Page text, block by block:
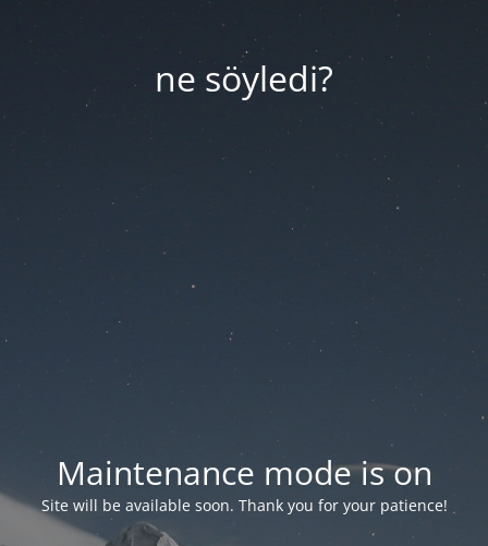
ne söyledi?
Maintenance mode is on
Site will be available soon. Thank you for your patience!